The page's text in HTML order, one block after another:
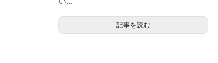
記事を読む